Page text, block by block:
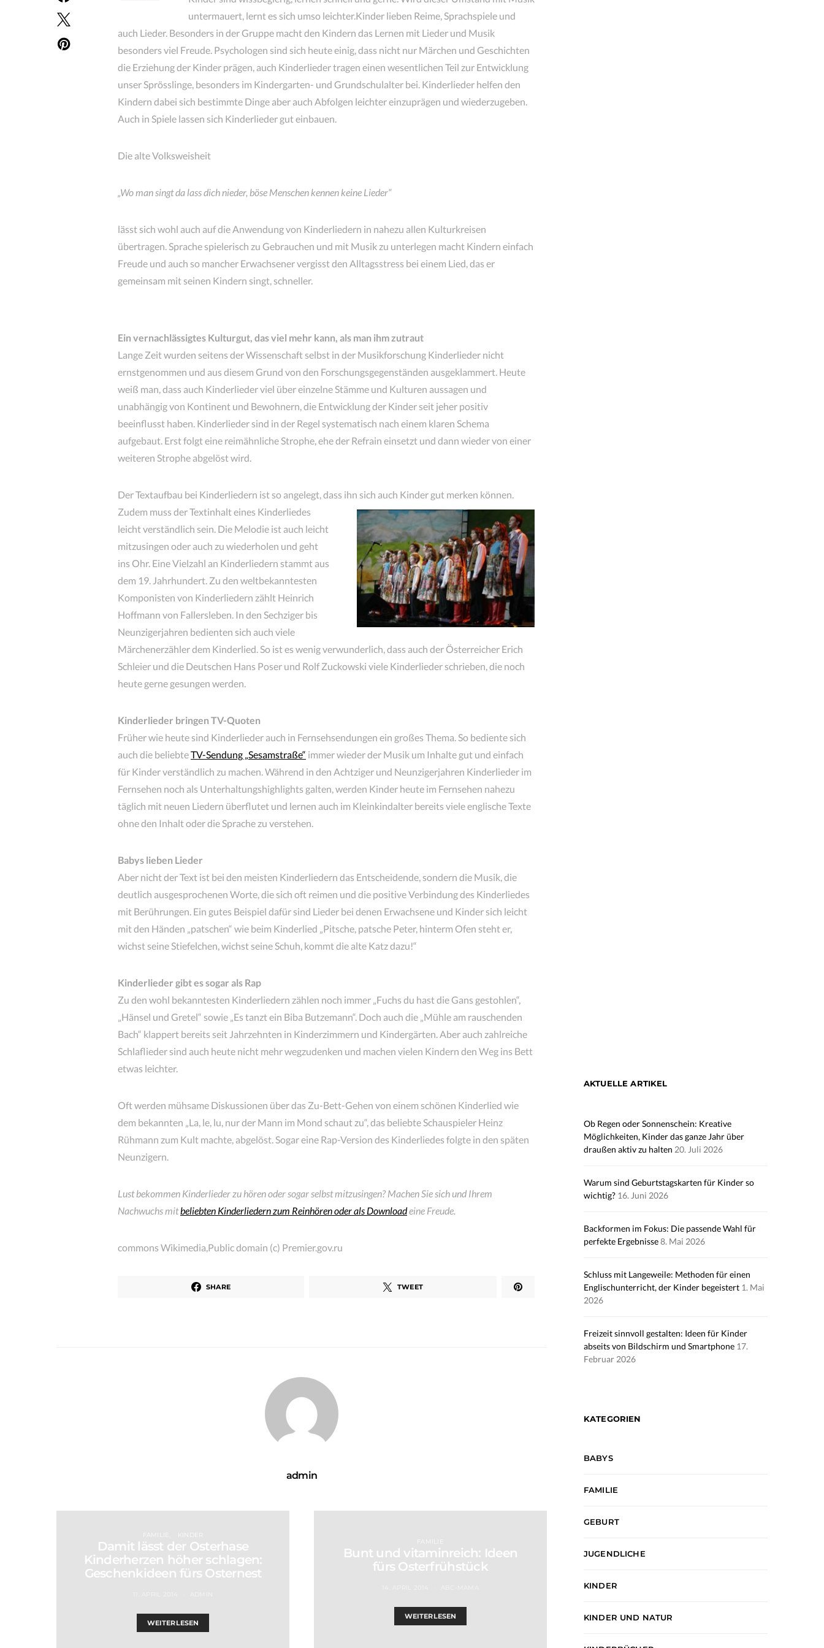
untermauert, lernt es sich umso leichter.Kinder lieben Reime, Sprachspiele und
auch Lieder. Besonders in der Gruppe macht den Kindern das Lernen mit Lieder und Musik
besonders viel Freude. Psychologen sind sich heute einig, dass nicht nur Märchen und Geschichten
die Erziehung der Kinder prägen, auch Kinderlieder tragen einen wesentlichen Teil zur Entwicklung
unser Sprösslinge, besonders im Kindergarten- und Grundschulalter bei. Kinderlieder helfen den
Kindern dabei sich bestimmte Dinge aber auch Abfolgen leichter einzuprägen und wiederzugeben.
Auch in Spiele lassen sich Kinderlieder gut einbauen.
Die alte Volksweisheit
„Wo man singt da lass dich nieder, böse Menschen kennen keine Lieder“
lässt sich wohl auch auf die Anwendung von Kinderliedern in nahezu allen Kulturkreisen
übertragen. Sprache spielerisch zu Gebrauchen und mit Musik zu unterlegen macht Kindern einfach
Freude und auch so mancher Erwachsener vergisst den Alltagsstress bei einem Lied, das er
gemeinsam mit seinen Kindern singt, schneller.
Ein vernachlässigtes Kulturgut, das viel mehr kann, als man ihm zutraut
Lange Zeit wurden seitens der Wissenschaft selbst in der Musikforschung Kinderlieder nicht
ernstgenommen und aus diesem Grund von den Forschungsgegenständen ausgeklammert. Heute
weiß man, dass auch Kinderlieder viel über einzelne Stämme und Kulturen aussagen und
unabhängig von Kontinent und Bewohnern, die Entwicklung der Kinder seit jeher positiv
beeinflusst haben. Kinderlieder sind in der Regel systematisch nach einem klaren Schema
aufgebaut. Erst folgt eine reimähnliche Strophe, ehe der Refrain einsetzt und dann wieder von einer
weiteren Strophe abgelöst wird.
Der Textaufbau bei Kinderliedern ist so angelegt, dass ihn sich auch Kinder gut merken können.
Zudem muss der Textinhalteines Kinderliedes
leicht verständlich sein. Die Melodie ist auch leicht
mitzusingen oder auch zu wiederholen und geht
ins Ohr. Eine Vielzahl an Kinderliedern stammt aus
dem 19. Jahrhundert. Zu den weltbekanntesten
Komponisten von Kinderliedern zählt Heinrich
Hoffmann von Fallersleben. In den Sechziger bis
Neunzigerjahren bedienten sich auch viele
Märchenerzähler dem Kinderlied. So ist es wenig verwunderlich, dass auch der Österreicher Erich
Schleier und die Deutschen Hans Poser und Rolf Zuckowski viele Kinderlieder schrieben, die noch
heute gerne gesungen werden.
Kinderlieder bringen TV-Quoten
Früher wie heute sind Kinderlieder auch in Fernsehsendungen ein großes Thema. So bediente sich
auch die beliebteTV-Sendung „Sesamstraße“ immer wieder der Musik um Inhalte gut und einfach
für Kinder verständlich zu machen. Während in den Achtziger und Neunzigerjahren Kinderlieder im
Fernsehen noch als Unterhaltungshighlights galten, werden Kinder heute im Fernsehen nahezu
täglich mit neuen Liedern überflutet und lernen auch im Kleinkindalter bereits viele englische Texte
ohne den Inhalt oder die Sprache zu verstehen.
Babys lieben Lieder
Aber nicht der Text ist bei den meisten Kinderliedern das Entscheidende, sondern die Musik, die
deutlich ausgesprochenen Worte, die sich oft reimen und die positive Verbindung des Kinderliedes
mit Berührungen. Ein gutes Beispiel dafür sind Lieder bei denen Erwachsene und Kinder sich leicht
mit den Händen „patschen“ wie beim Kinderlied „Pitsche, patsche Peter, hinterm Ofen steht er,
wichst seine Stiefelchen, wichst seine Schuh, kommt die alte Katz dazu!“
Kinderlieder gibt es sogar als Rap
Zu den wohl bekanntesten Kinderliedern zählen noch immer „Fuchs du hast die Gans gestohlen“,
„Hänsel und Gretel“ sowie „Es tanzt ein Biba Butzemann“. Doch auch die „Mühle am rauschenden
Bach“ klappert bereits seit Jahrzehnten in Kinderzimmern und Kindergärten. Aber auch zahlreiche
Schlaflieder sind auch heute nicht mehr wegzudenken und machen vielen Kindern den Weg ins Bett
etwas leichter.
Oft werden mühsame Diskussionen über das Zu-Bett-Gehen von einem schönen Kinderlied wie
dem bekannten „La, le, lu, nur der Mann im Mond schaut zu“, das beliebte Schauspieler Heinz
Rühmann zum Kult machte, abgelöst. Sogar eine Rap-Version des Kinderliedes folgte in den späten
Neunzigern.
Lust bekommen Kinderlieder zu hören oder sogar selbst mitzusingen? Machen Sie sich und Ihrem
Nachwuchs mitbeliebten Kinderliedern zum Reinhören oder als Downloadeine Freude.
commons Wikimedia,Public domain (c) Premier.gov.ru
SHARE TWEET
admin
FAMILIE KINDER
Damit lässt der Osterhase
Kinderherzen höher schlagen:
Geschenkideen fürs Osternest
WEITERLESEN
FAMILIE
Bunt und vitaminreich: Ideen
fürs Osterfrühstück
WEITERLESEN
AKTUELLE ARTIKEL
Ob Regen oder Sonnenschein: Kreative
Möglichkeiten, Kinder das ganze Jahr über
draußen aktiv zu halten 20. Juli 2026
Warum sind Geburtstagskarten für Kinder so
wichtig? 16. Juni 2026
Backformen im Fokus: Die passende Wahl für
perfekte Ergebnisse8. Mai 2026
Schluss mit Langeweile: Methoden für einen
Englischunterricht, der Kinder begeistert 1. Mai
2026
Freizeit sinnvoll gestalten: Ideen für Kinder
abseits von Bildschirm und Smartphone 17.
Februar 2026
KATEGORIEN
BABYS
FAMILIE
GEBURT
JUGENDLICHE
KINDER
KINDER UND NATUR